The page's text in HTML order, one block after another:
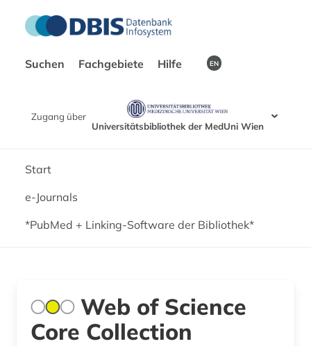
Suchen Fachgebiete Hilfe EN
Zugang über
Universitätsbibliothek der MedUni Wien
Start
e-Journals
*PubMed + Linking-Software der Bibliothek*
Web of Science
Core Collection